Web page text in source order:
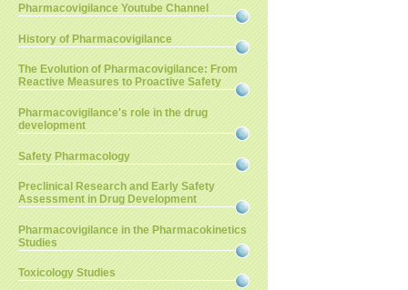
Pharmacovigilance Youtube Channel
History of Pharmacovigilance
The Evolution of Pharmacovigilance: From
Reactive Measures to Proactive Safety
Pharmacovigilance's role in the drug
development
Safety Pharmacology
Preclinical Research and Early Safety
Assessment in Drug Development
Pharmacovigilance in the Pharmacokinetics
Studies
Toxicology Studies